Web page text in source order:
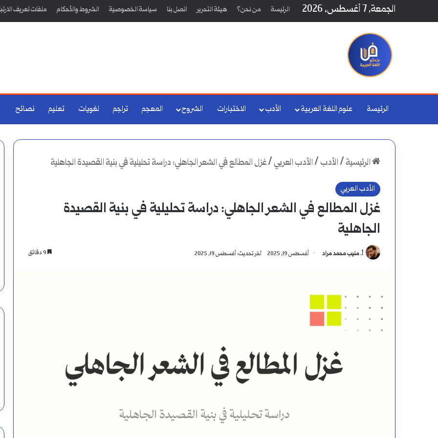
الجمعة, 7 أغسطس، 2026 الرئيسة من نحن؟ هيئة التحرير اتصل بنا سياسة الخصوصية الشروط والأحكام ملفات تعريف
الرئيسة علوم اللغة العربية الأدب الاختبارات الشروح المعجم تراجم لغويات تعليم نصائح
الرئيسية /الأدب /الأدب العربي /غزل المطالع في الشعر الجاهلي: دراسة تحليلية في بنية القصيدة الجاهلية
الأدب العربي
غزل المطالع في الشعر الجاهلي: دراسة تحليلية في بنية القصيدة
الجاهلية
أ. منيب محمد مراد أغسطس 19, 2025 آخر تحديث: أغسطس 19, 2025